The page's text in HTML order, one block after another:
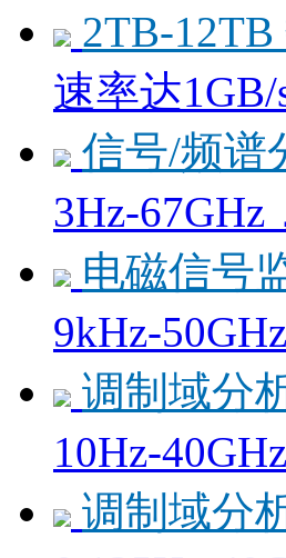
2TB-12TB
速率达
信号/频谱
3Hz-67GHz
电磁信号
9kHz-
调制域分
10Hz-
调制域分